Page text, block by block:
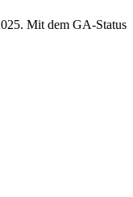
Mit dem GA-Status